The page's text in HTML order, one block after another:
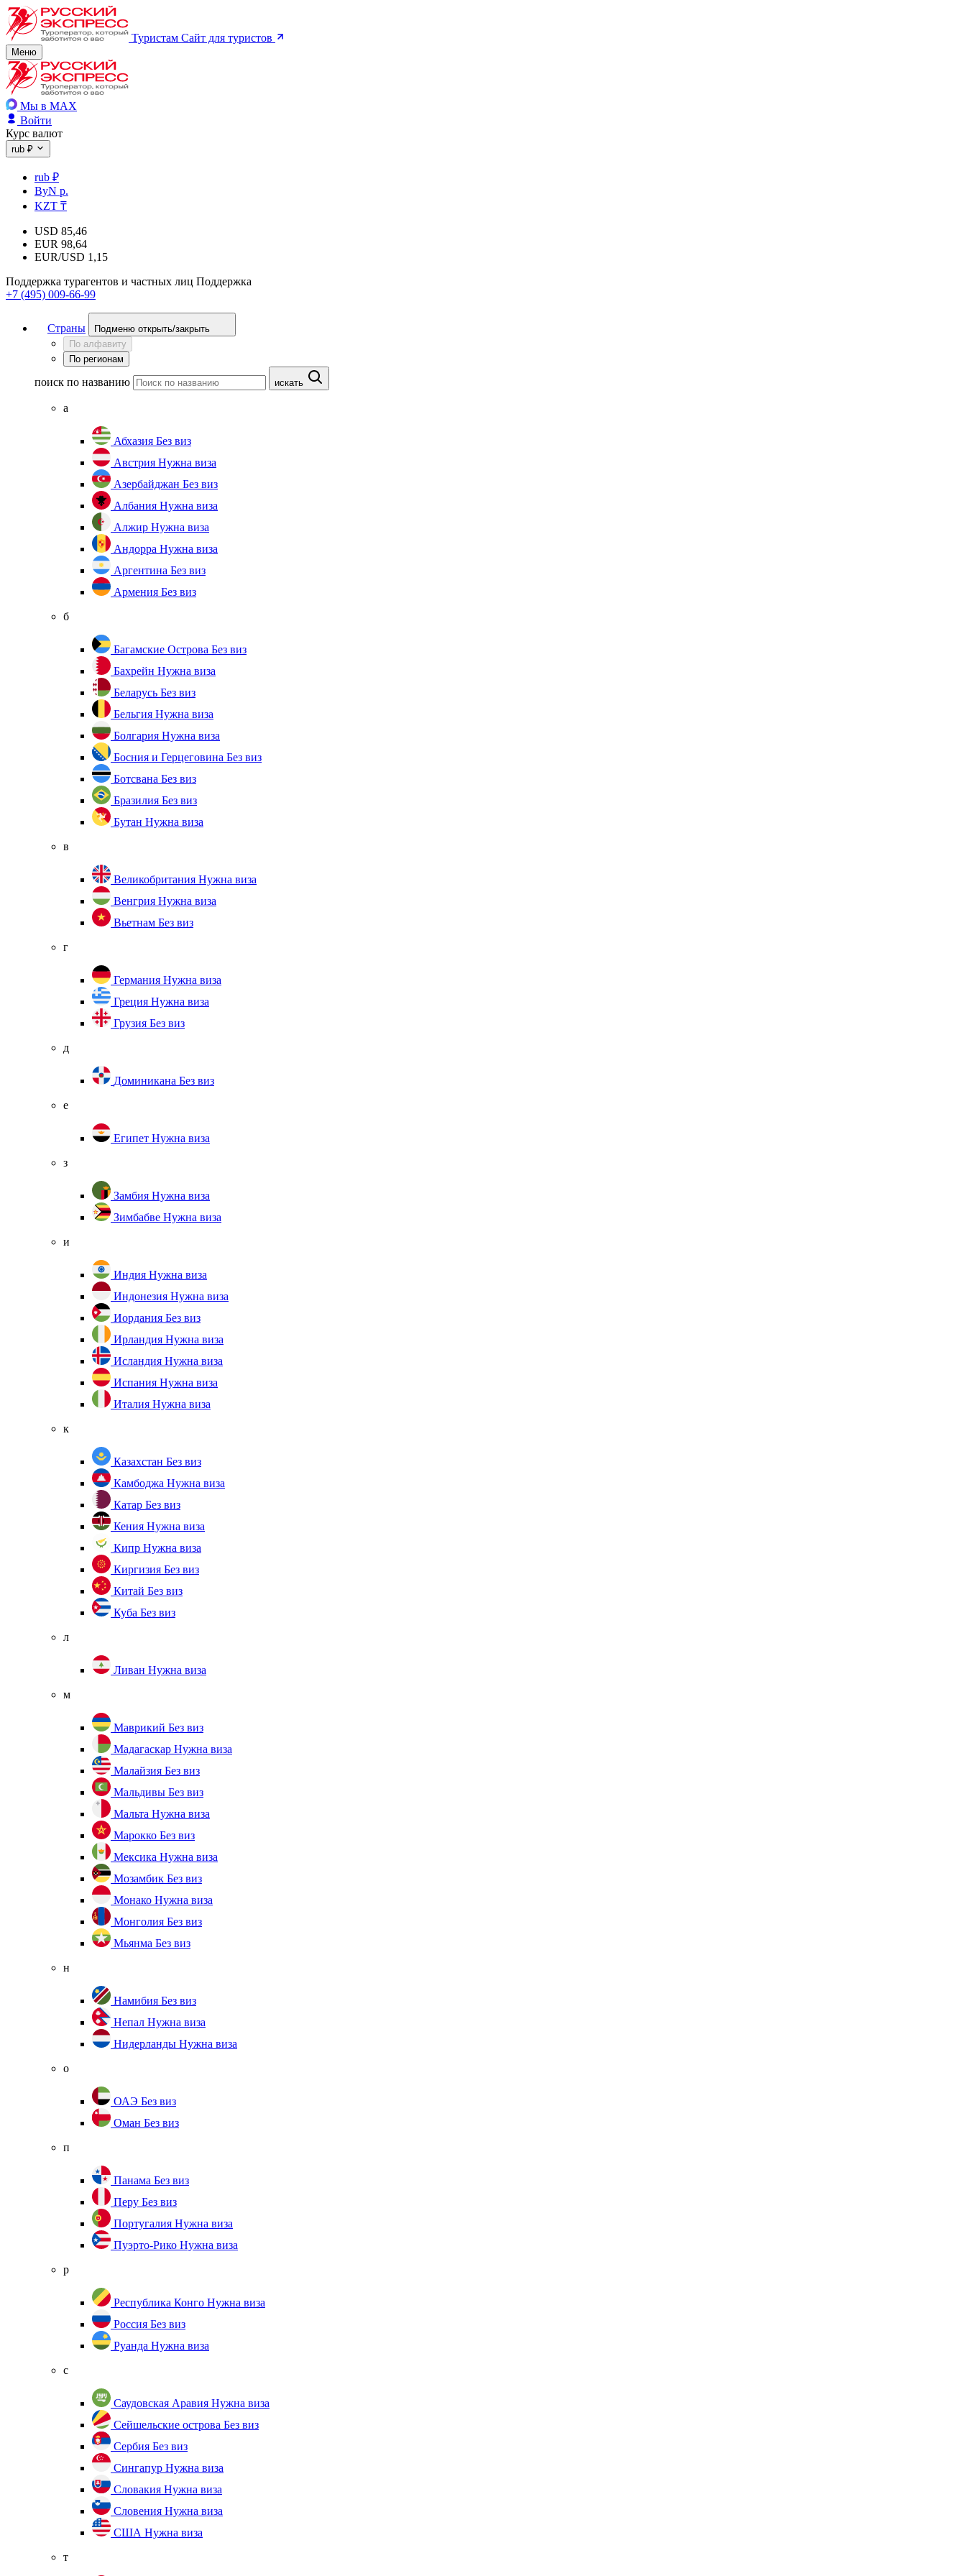
Туристам Сайт для туристов
Меню
Мы в MAX
Войти
Курс валют
rub ₽
rub ₽
ByN р.
KZT ₸
USD 85,46
EUR 98,64
EUR/USD 1,15
Поддержка турагентов и частных лиц Поддержка
+7 (495) 009-66-99
Страны
Подменю открыть/закрыть
По алфавиту
По регионам
поиск по названию искать
а
Абхазия Без виз
Австрия Нужна виза
Азербайджан Без виз
Албания Нужна виза
Алжир Нужна виза
Андорра Нужна виза
Аргентина Без виз
Армения Без виз
б
Багамские Острова Без виз
Бахрейн Нужна виза
Беларусь Без виз
Бельгия Нужна виза
Болгария Нужна виза
Босния и Герцеговина Без виз
Ботсвана Без виз
Бразилия Без виз
Бутан Нужна виза
в
Великобритания Нужна виза
Венгрия Нужна виза
Вьетнам Без виз
г
Германия Нужна виза
Греция Нужна виза
Грузия Без виз
д
Доминикана Без виз
е
Египет Нужна виза
з
Замбия Нужна виза
Зимбабве Нужна виза
и
Индия Нужна виза
Индонезия Нужна виза
Иордания Без виз
Ирландия Нужна виза
Исландия Нужна виза
Испания Нужна виза
Италия Нужна виза
к
Казахстан Без виз
Камбоджа Нужна виза
Катар Без виз
Кения Нужна виза
Кипр Нужна виза
Киргизия Без виз
Китай Без виз
Куба Без виз
л
Ливан Нужна виза
м
Маврикий Без виз
Мадагаскар Нужна виза
Малайзия Без виз
Мальдивы Без виз
Мальта Нужна виза
Марокко Без виз
Мексика Нужна виза
Мозамбик Без виз
Монако Нужна виза
Монголия Без виз
Мьянма Без виз
н
Намибия Без виз
Непал Нужна виза
Нидерланды Нужна виза
о
ОАЭ Без виз
Оман Без виз
п
Панама Без виз
Перу Без виз
Португалия Нужна виза
Пуэрто-Рико Нужна виза
р
Республика Конго Нужна виза
Россия Без виз
Руанда Нужна виза
с
Саудовская Аравия Нужна виза
Сейшельские острова Без виз
Сербия Без виз
Сингапур Нужна виза
Словакия Нужна виза
Словения Нужна виза
США Нужна виза
т